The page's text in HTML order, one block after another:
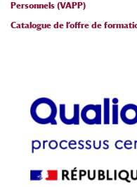
Personnels (VAPP)
Catalogue de l’offre de